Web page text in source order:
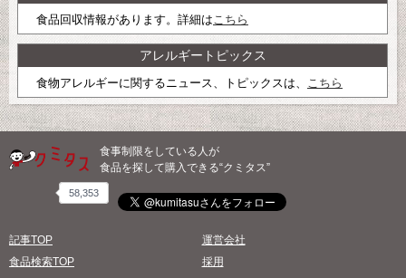
食品回収情報があります。詳細は こちら
アレルギートピックス
食物アレルギーに関するニュース、トピックスは、 こちら
食事制限をしている人が
食品を探して購入できる“クミタス”
58,353
記事TOP
食品検索TOP
運営会社
採用